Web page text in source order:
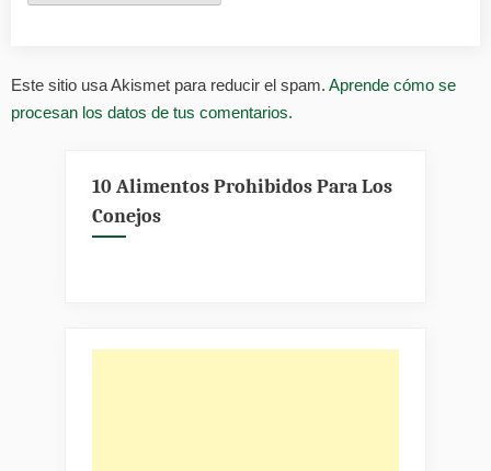
Este sitio usa Akismet para reducir el spam. Aprende cómo se
procesan los datos de tus comentarios.
10 Alimentos Prohibidos Para Los
Conejos